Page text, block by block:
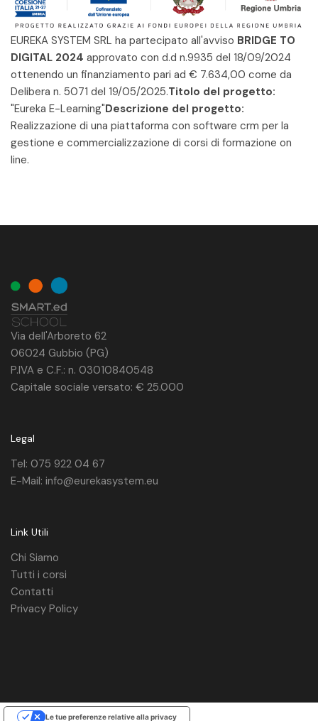
EUREKA SYSTEM SRL ha partecipato all'avviso BRIDGE TO
DIGITAL 2024 approvato con d.d n.9935 del 18/09/2024
ottenendo un finanziamento pari ad € 7.634,00 come da
Delibera n. 5071 del 19/05/2025.Titolo del progetto:
"Eureka E-Learning"Descrizione del progetto:
Realizzazione di una piattaforma con software crm per la
gestione e commercializzazione di corsi di formazione on
line.
Via dell'Arboreto 62
06024 Gubbio (PG)
P.IVA e C.F.: n. 03010840548
Capitale sociale versato: € 25.000
Legal
Tel: 075 922 04 67
E-Mail: info@eurekasystem.eu
Link Utili
Chi Siamo
Tutti i corsi
Contatti
Privacy Policy
Le tue preferenze relative alla privacy